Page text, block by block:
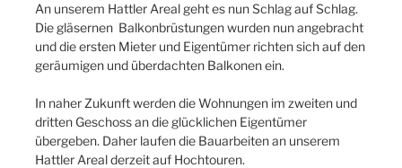
An unserem Hattler Areal geht es nun Schlag auf Schlag.
Die gläsernen Balkonbrüstungen wurden nun angebracht
und die ersten Mieter und Eigentümer richten sich auf den
geräumigen und überdachten Balkonen ein.
In naher Zukunft werden die Wohnungen im zweiten und
dritten Geschoss an die glücklichen Eigentümer
übergeben. Daher laufen die Bauarbeiten an unserem
Hattler Areal derzeit auf Hochtouren.